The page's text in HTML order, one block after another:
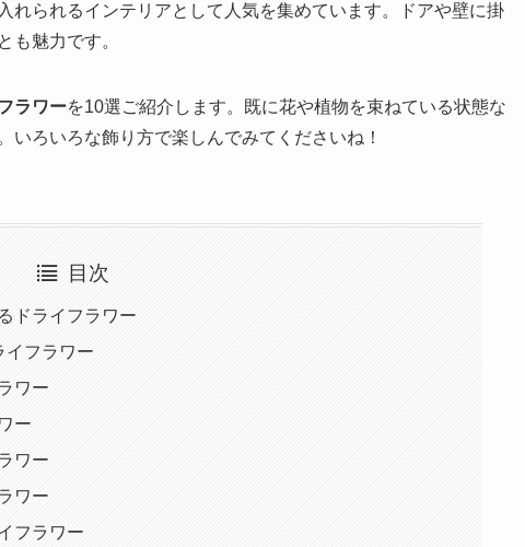
れられるインテリアとして人気を集めています。ドアや壁に掛
も魅力です。
ラワーを10選ご紹介します。既に花や植物を束ねている状態な
ろいろな飾り方で楽しんでみてくださいね！
目次
ドライフラワー
イフラワー
ワー
ー
ワー
ワー
フラワー